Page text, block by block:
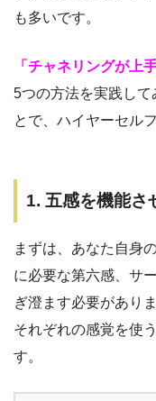
も多いです。
「チャネリングが上
5つの方法を実践して
とで、ハイヤーセル
1. 五感を機能さ
まずは、あなた自身
に必要な第六感、サ
ぎ澄ます必要があり
それぞれの感覚を使
す。